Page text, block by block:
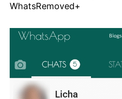
WhatsRemoved+